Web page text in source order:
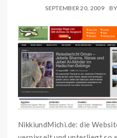
SEPTEMBER 20, 2009 BY
NikkiundMichi.de: die